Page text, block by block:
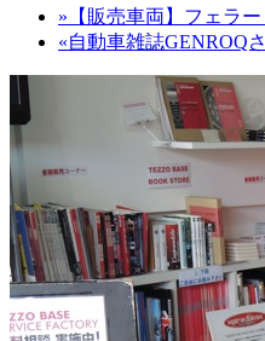
» 【販売車両】フェラ
«自動車雑誌GENROQ